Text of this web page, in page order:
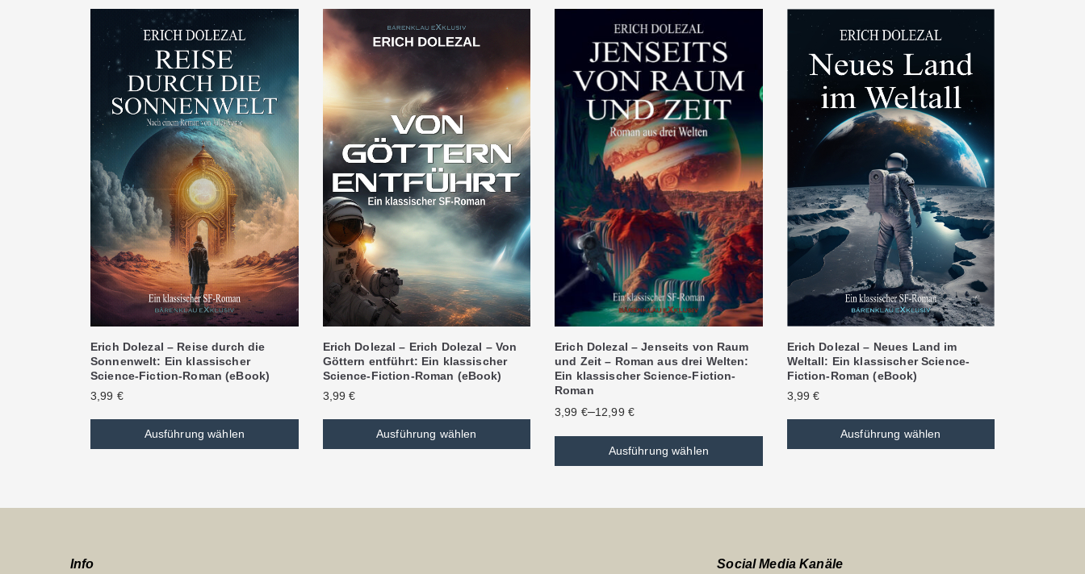
Erich Dolezal – Reise durch die
Sonnenwelt: Ein klassischer
Science-Fiction-Roman (eBook)
3,99 €
Ausführung wählen
Erich Dolezal – Erich Dolezal – Von
Göttern entführt: Ein klassischer
Science-Fiction-Roman (eBook)
3,99€
Ausführung wählen
Erich Dolezal – Jenseits von Raum
und Zeit – Roman aus drei Welten:
Ein klassischer Science-Fiction-
Roman
3,99 €–12,99 €
Ausführung wählen
Erich Dolezal – Neues Land im
Weltall: Ein klassischer Science-
Fiction-Roman (eBook)
3,99€
Ausführung wählen
Info Social Media Kanäle